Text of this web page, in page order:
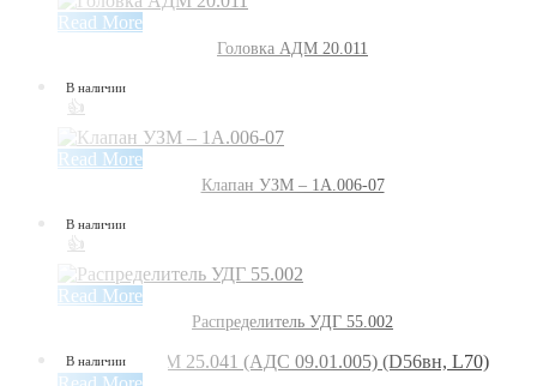
Read More
Головка АДМ 20.011
В наличии
👍
Read More
Клапан УЗМ – 1А.006-07
В наличии
👍
Read More
Распределитель УДГ 55.002
В наличии